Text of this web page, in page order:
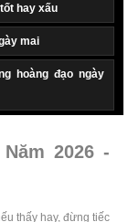
hay xấu
mai
hoàng đạo ngày
2026 -
thấy hay, đừng tiếc